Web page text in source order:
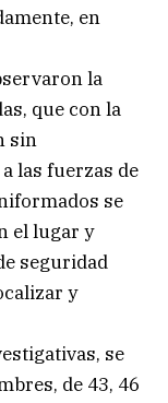
en
la
que con la
sin
las fuerzas de
se
el lugar y
seguridad
y
se
de 43, 46